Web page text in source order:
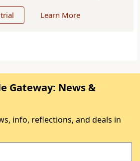
Learn More
Gateway: News &
info, reflections, and deals in